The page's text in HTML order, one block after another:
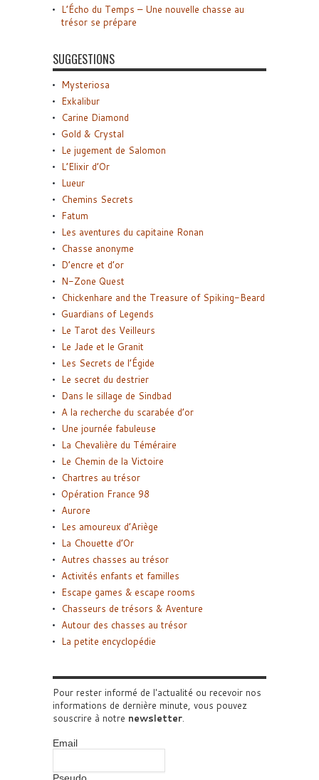
L’Écho du Temps – Une nouvelle chasse au
trésor se prépare
SUGGESTIONS
Mysteriosa
Exkalibur
Carine Diamond
Gold & Crystal
Le jugement de Salomon
L’Elixir d’Or
Lueur
Chemins Secrets
Fatum
Les aventures du capitaine Ronan
Chasse anonyme
D’encre et d’or
N-Zone Quest
Chickenhare and the Treasure of Spiking-Beard
Guardians of Legends
Le Tarot des Veilleurs
Le Jade et le Granit
Les Secrets de l’Égide
Le secret du destrier
Dans le sillage de Sindbad
A la recherche du scarabée d’or
Une journée fabuleuse
La Chevalière du Téméraire
Le Chemin de la Victoire
Chartres au trésor
Opération France 98
Aurore
Les amoureux d’Ariège
La Chouette d’Or
Autres chasses au trésor
Activités enfants et familles
Escape games & escape rooms
Chasseurs de trésors & Aventure
Autour des chasses au trésor
La petite encyclopédie
Pour rester informé de l'actualité ou recevoir nos
informations de dernière minute, vous pouvez
souscrire à notre newsletter.
Email